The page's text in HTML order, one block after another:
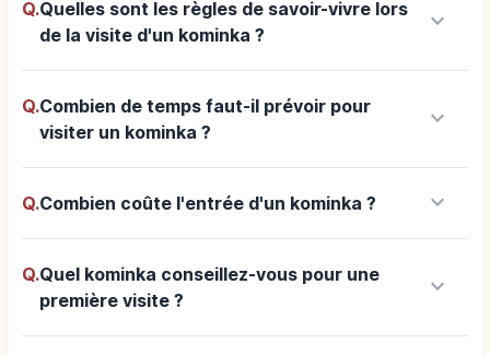
Q.Quelles sont les règles de savoir-vivre lors
de la visite d'un kominka ?
keyboard_arrow_down
Q.Combien de temps faut-il prévoir pour
visiter un kominka ?
keyboard_arrow_down
Q.Combien coûte l'entrée d'un kominka ? keyboard_arrow_down
Q.Quel kominka conseillez-vous pour une
première visite ?
keyboard_arrow_down